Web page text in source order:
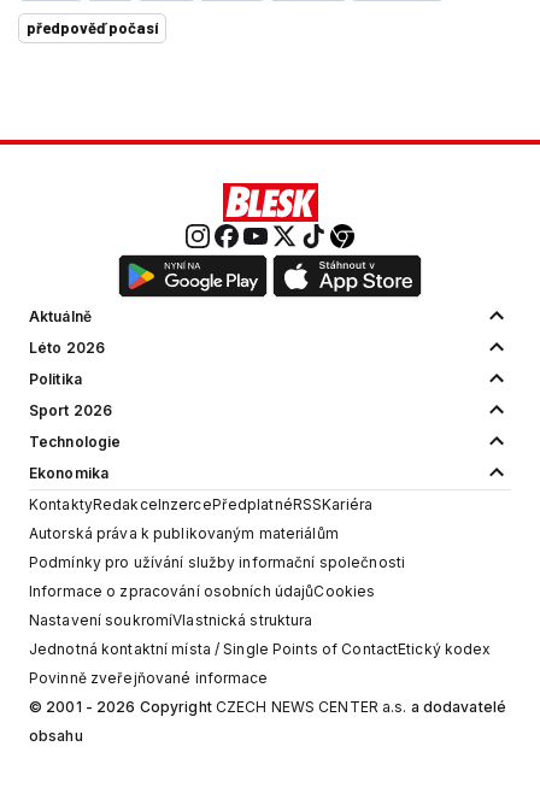
předpověď počasí
Aktuálně
Léto 2026
Politika
Sport 2026
Technologie
Ekonomika
KontaktyRedakceInzercePředplatnéRSSKariéra
Autorská práva k publikovaným materiálům
Podmínky pro užívání služby informační společnosti
Informace o zpracování osobních údajůCookies
Nastavení soukromíVlastnická struktura
Jednotná kontaktní místa / Single Points of ContactEtický kodex
Povinně zveřejňované informace
© 2001 - 2026 Copyright CZECH NEWS CENTER a.s. a dodavatelé
obsahu